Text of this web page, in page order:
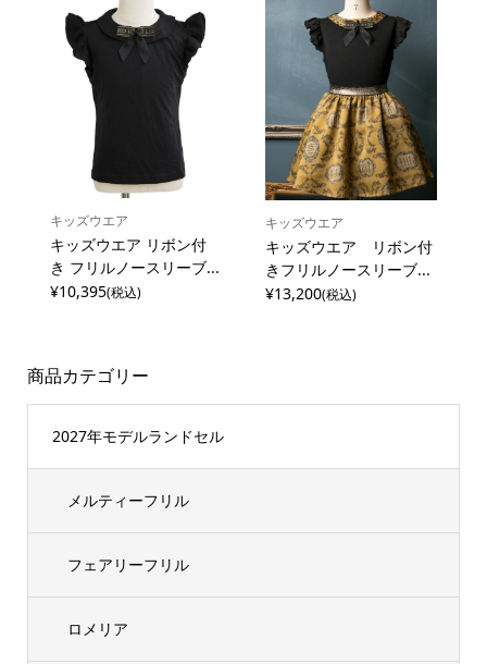
キッズウエア
キッズウエア リボン付
き フリルノースリーブ...
¥10,395(税込)
キッズウエア
キッズウエア リボン付
きフリルノースリーブ...
¥13,200(税込)
商品カテゴリー
2027年モデルランドセル
メルティーフリル
フェアリーフリル
ロメリア